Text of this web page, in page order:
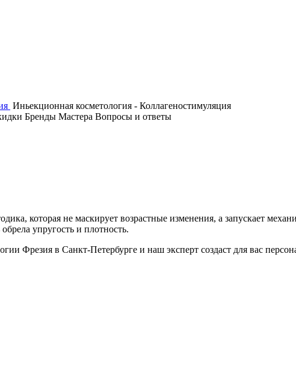
Иньекционная косметология - Коллагеностимуляция
Бренды Мастера Вопросы и ответы
которая не маскирует возрастные изменения, а запускает
упругость и плотность.
Фрезия в Санкт-Петербурге и наш эксперт создаст для вас